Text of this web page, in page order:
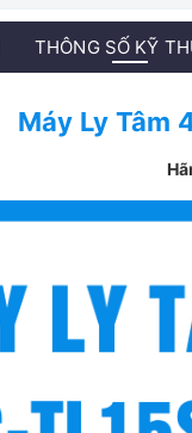
THÔNG SỐ KỸ
Máy Ly Tâm